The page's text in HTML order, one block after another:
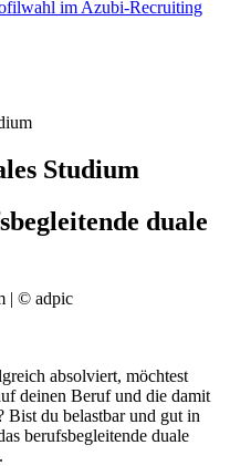
im Azubi-Recruiting
Studium
duale
absolviert, möchtest
deinen Beruf und die damit
Bist du belastbar und gut in
berufsbegleitende duale